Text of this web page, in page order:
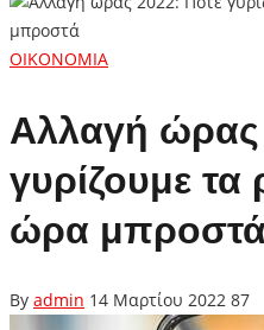
ΟΙΚΟΝΟΜΙΑ
Αλλαγή ώρας
γυρίζουμε τα
ώρα
By admin 14 Μαρτίου 2022 87